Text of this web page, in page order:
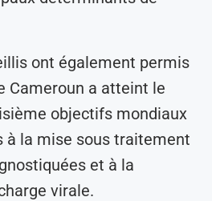
ont également permis
Cameroun a atteint le
objectifs mondiaux
à la mise sous traitement
et à la
virale.